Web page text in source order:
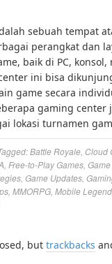
sebuah tempat
perangkat dan
baik di PC,
ini bisa
game secara
gaming center
lokasi turnamen
Battle Royale Cloud
Free-to-Play Games
Game Updates
MMORPG Mobile
but trackbacks